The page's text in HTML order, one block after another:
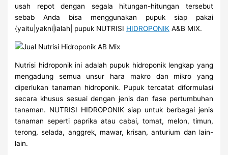
usah repot dengan segala hitungan-hitungan tersebut
sebab Anda bisa menggunakan pupuk siap pakai
{yaitu|yakni|ialah| pupuk NUTRISI HIDROPONIK A&B MIX.
Nutrisi hidroponik ini adalah pupuk hidroponik lengkap yang
mengadung semua unsur hara makro dan mikro yang
diperlukan tanaman hidroponik. Pupuk tercatat diformulasi
secara khusus sesuai dengan jenis dan fase pertumbuhan
tanaman. NUTRISI HIDROPONIK siap untuk berbagai jenis
tanaman seperti paprika atau cabai, tomat, melon, timun,
terong, selada, anggrek, mawar, krisan, anturium dan lain-
lain.